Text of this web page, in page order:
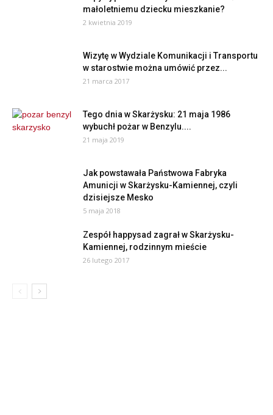
małoletniemu dziecku mieszkanie?
2 kwietnia 2019
Wizytę w Wydziale Komunikacji i Transportu
w starostwie można umówić przez...
21 marca 2017
Tego dnia w Skarżysku: 21 maja 1986
wybuchł pożar w Benzylu....
21 maja 2019
Jak powstawała Państwowa Fabryka
Amunicji w Skarżysku-Kamiennej, czyli
dzisiejsze Mesko
5 maja 2018
Zespół happysad zagrał w Skarżysku-
Kamiennej, rodzinnym mieście
26 lutego 2017